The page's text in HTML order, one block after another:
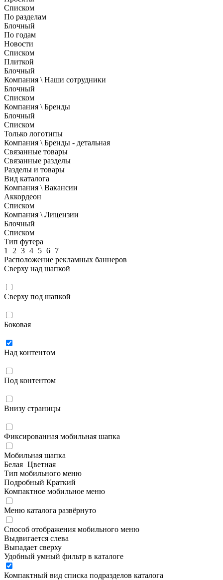
Списком
По разделам
Блочный
По годам
Новости
Списком
Плиткой
Блочный
Компания \ Наши сотрудники
Блочный
Списком
Компания \ Бренды
Блочный
Списком
Только логотипы
Компания \ Бренды - детальная
Связанные товары
Связанные разделы
Разделы и товары
Вид каталога
Компания \ Вакансии
Аккордеон
Списком
Компания \ Лицензии
Блочный
Списком
Тип футера
1
2 3 4 5 6 7
Расположение рекламных баннеров
Сверху над шапкой
Сверху под шапкой
Боковая
Над контентом
Под контентом
Внизу страницы
Фиксированная мобильная шапка
Мобильная шапка
Белая Цветная
Тип мобильного меню
Подробный Краткий
Компактное мобильное меню
Меню каталога развёрнуто
Способ отображения мобильного меню
Выдвигается слева
Выпадает сверху
Удобный умный фильтр в каталоге
Компактный вид списка подразделов каталога